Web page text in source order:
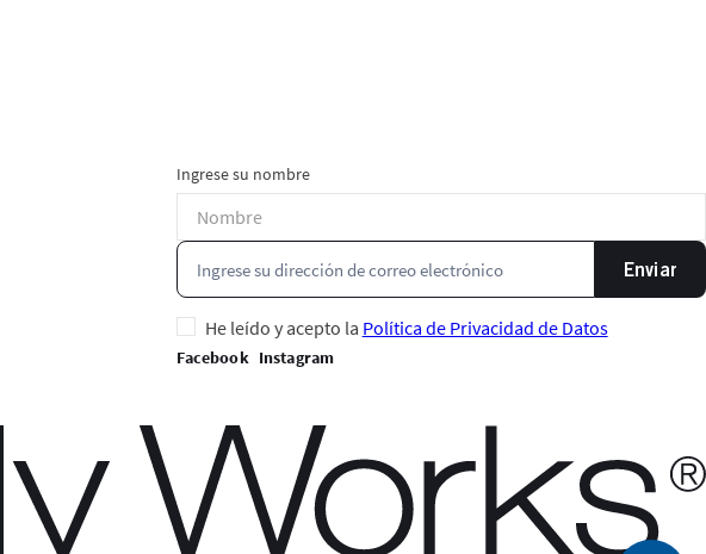
Ingrese su nombre
Enviar
He leído y acepto la Política de Privacidad de Datos